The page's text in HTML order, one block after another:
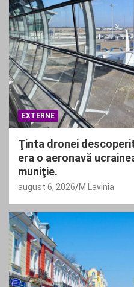
EXTERNE
Ţinta dronei
era o aeronavă
muniţie.
august 6, 2026 M Lavinia